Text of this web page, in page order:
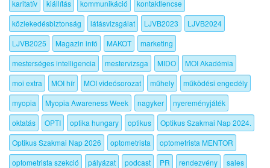
karitatív
kiállítás kommunikáció
kontaktlencse
közlekedésbiztonság
látásvizsgálat LJVB2023
LJVB2024
LJVB2025
Magazin infó MAKOT
marketing
mesterséges intelligencia
mestervizsga MIDO
MOI Akadémia
moi extra
MOI hír MOI videósorozat műhely
működési engedély
myopia
Myopia Awareness Week nagyker
nyereményjáték
oktatás
OPTI optika hungary optikus
Optikus Szakmai Nap 2024.
Optikus Szakmai Nap 2026
optometrista
optometrista MENTOR
optometrista szekció
pályázat podcast PR rendezvény
sales